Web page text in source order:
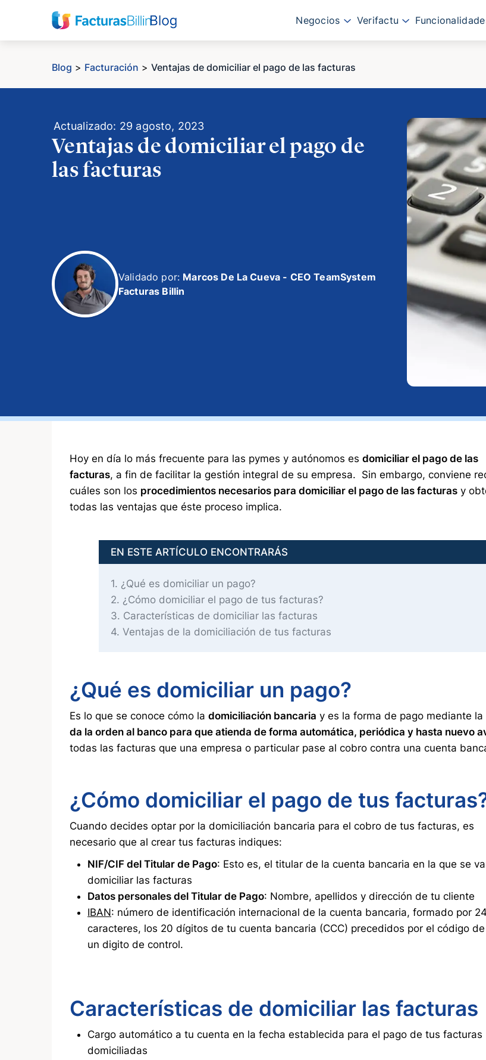
Negocios Verifactu
Blog > Facturación > Ventajas de domiciliar el pago de las facturas
Actualizado: 29 agosto, 2023
Ventajas de domiciliar el pago de
las facturas
Validado por: Marcos De La Cueva - CEO TeamSystem
Facturas Billin
Hoy en día lo más frecuente para las pymes y autónomos es domiciliar el pago de las
facturas, a fin de facilitar la gestión integral de su empresa. Sin embargo, conviene
cuáles son los procedimientos necesarios para domiciliar el pago de las facturas y
todas las ventajas que éste proceso implica.
EN ESTE ARTÍCULO ENCONTRARÁS
1 ¿Qué es domiciliar un pago?
2 ¿Cómo domiciliar el pago de tus facturas?
3 Características de domiciliar las facturas
4 Ventajas de la domiciliación de tus facturas
¿Qué es domiciliar un pago?
Es lo que se conoce cómo la domiciliación bancaria y es la forma de pago mediante la
da la orden al banco para que atienda de forma automática, periódica y hasta nuevo
todas las facturas que una empresa o particular pase al cobro contra una cuenta
¿Cómo domiciliar el pago de tus
Cuando decides optar por la domiciliación bancaria para el cobro de tus facturas, es
necesario que al crear tus facturas indiques:
NIF/CIF del Titular de Pago: Esto es, el titular de la cuenta bancaria en la que se
domiciliar las facturas
Datos personales del Titular de Pago: Nombre, apellidos y dirección de tu cliente
IBAN: número de identificación internacional de la cuenta bancaria, formado por 24
caracteres, los 20 dígitos de tu cuenta bancaria (CCC) precedidos por el código
un digito de control.
Características de domiciliar las facturas
Cargo automático a tu cuenta en la fecha establecida para el pago de tus facturas
domiciliadas